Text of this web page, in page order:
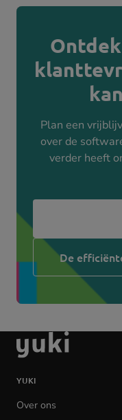
Plan een
over de
verder heeft
De
Ga
naar
homepage
YUKI
Over ons